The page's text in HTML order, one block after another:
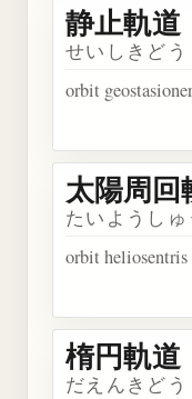
静止軌道
せいしきどう
orbit geostasioner
太陽周回
たいようし
orbit heliosentris
楕円軌道
だえんきどう